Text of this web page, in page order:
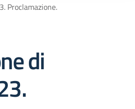
Proclamazione.
di